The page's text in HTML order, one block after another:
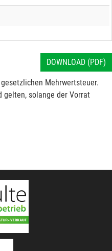
DOWNLOAD (PDF)
Mehrwertsteuer.
gelten, solange der Vorrat